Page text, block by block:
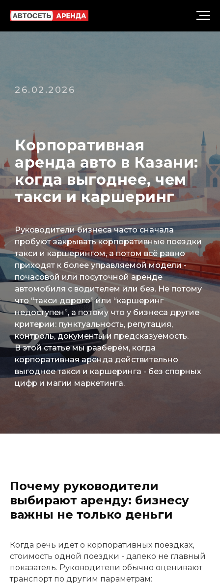
26.02.2026
Корпоративная
аренда авто в Казани:
когда выгоднее, чем
такси и каршеринг
Руководители бизнеса часто сначала
пробуют закрывать корпоративные поездки
такси и каршерингом, а потом всё равно
приходят к более управляемой модели -
почасовой или посуточной аренде
автомобиля с водителем или без. Не потому
что “такси дорого” или “каршеринг
недоступен”, а потому что у бизнеса другие
критерии: пунктуальность, репутация,
контроль, документы и предсказуемость.
В этой статье мы разберём, когда
корпоративная аренда действительно
выгоднее такси и каршеринга - без спорных
цифр и магии маркетинга.
Почему руководители
выбирают аренду: бизнесу
важны не только деньги
Когда речь идёт о корпоративных поездках,
стоимость одной поездки - далеко не главный
показатель. Руководители обычно оценивают
транспорт по другим параметрам: